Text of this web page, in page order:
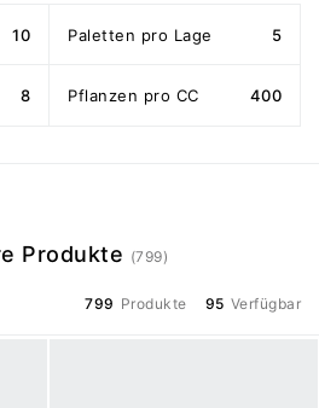
10 Paletten pro Lage 5
8 Pflanzen pro CC 400
Produkte (799)
799 Produkte 95 Verfügbar